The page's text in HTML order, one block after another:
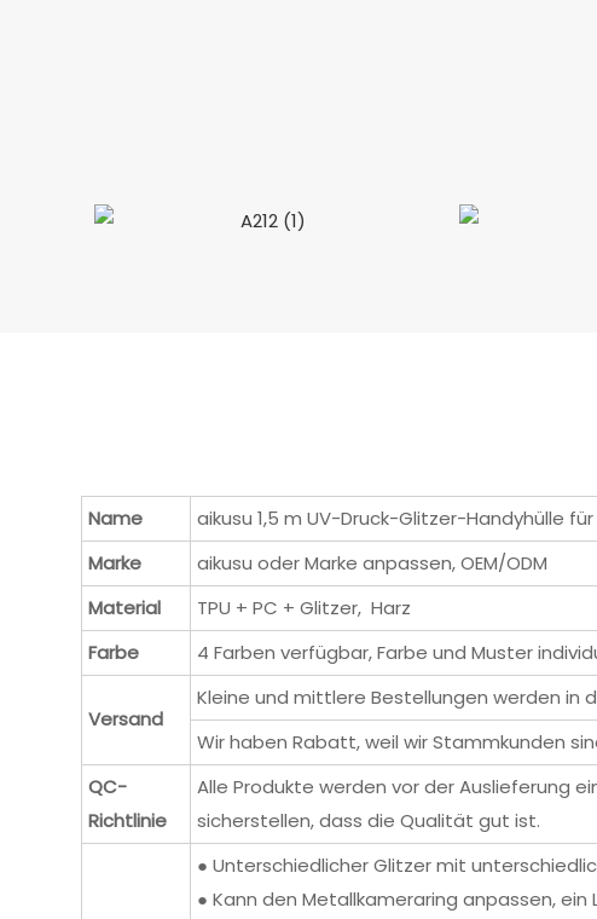
Name
aikusu 1,5 m UV-Druck-Glitzer-Handyhülle für
Marke
aikusu oder Marke anpassen, OEM/ODM
Material
TPU + PC + Glitzer, Harz
Farbe
4 Farben verfügbar, Farbe und Muster
Versand
Kleine und mittlere Bestellungen werden in
Wir haben Rabatt, weil wir Stammkunden
QC-
Richtlinie
Alle Produkte werden vor der Auslieferung
sicherstellen, dass die Qualität gut ist.
● Unterschiedlicher Glitzer mit
● Kann den Metallkameraring anpassen,